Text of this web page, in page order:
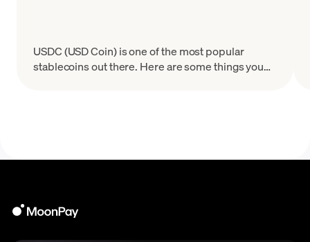
USDC (USD Coin) is one of the most popular
stablecoins out there. Here are some things you